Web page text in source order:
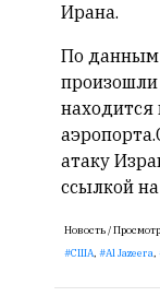
Ирана.
По данным
произошли
атаку
ссылкой
Новость /
США, Al Jazeera,